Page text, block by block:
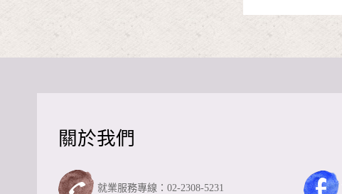
關於我們
就業服務專線：02-2308-5231